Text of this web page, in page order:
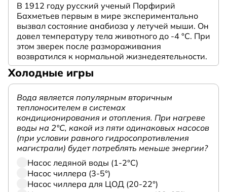
В 1912 году русский ученый Порфирий
Бахметьев первым в мире экспериментально
вызвал состояние анабиоза у летучей мыши. Он
довел температуру тела животного до -4 °C. При
этом зверек после размораживания
возвратился к нормальной жизнедеятельности.
Холодные игры
Вода является популярным вторичным
теплоносителем в системах
кондиционирования и отопления. При нагреве
воды на 2°С, какой из пяти одинаковых насосов
(при условии равного гидросопротивления
магистрали) будет потреблять меньше энергии?
Насос ледяной воды (1-2°С)
Насос чиллера (3-5°)
Насос чиллера для ЦОД (20-22°)